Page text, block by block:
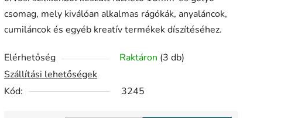
5-
ből
csillag.
csomag, mely kiválóan alkalmas rágókák, anyaláncok,
cumiláncok és egyéb kreatív termékek díszítéséhez.
Elérhetőség Raktáron (3 db)
Szállítási lehetőségek
Kód:
3245